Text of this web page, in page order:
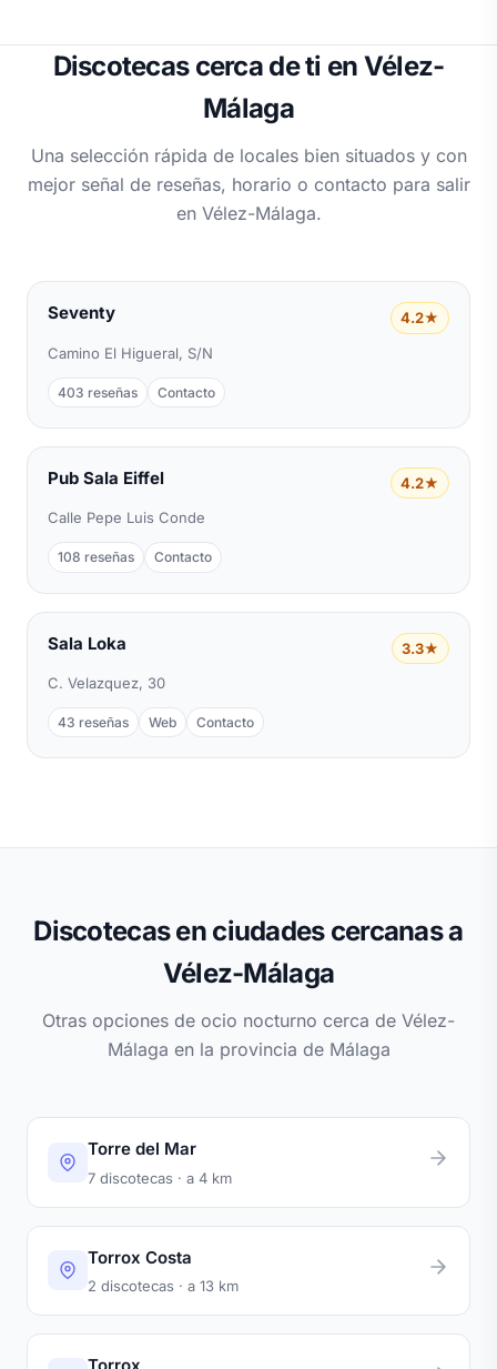
Discotecas cerca de ti en Vélez-
Málaga
Una selección rápida de locales bien situados y con
mejor señal de reseñas, horario o contacto para salir
en Vélez-Málaga.
Seventy
4.2★
Camino El Higueral, S/N
403 reseñas Contacto
Pub Sala Eiffel
4.2★
Calle Pepe Luis Conde
108 reseñas Contacto
Sala Loka
3.3★
C. Velazquez, 30
43 reseñas Web Contacto
Discotecas en ciudades cercanas a
Vélez-Málaga
Otras opciones de ocio nocturno cerca de Vélez-
Málaga en la provincia de Málaga
Torre del Mar
7 discotecas · a 4 km
Torrox Costa
2 discotecas · a 13 km